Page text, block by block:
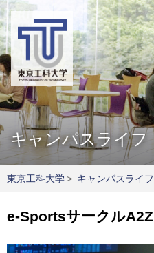
キャンパスライフ
東京工科大学> キャンパスライフ
e-SportsサークルA2Z